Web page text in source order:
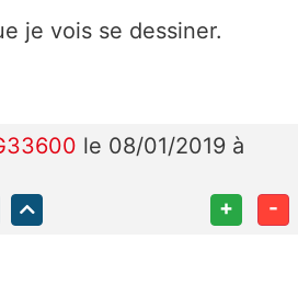
je vois se dessiner.
le 08/01/2019 à
+ -